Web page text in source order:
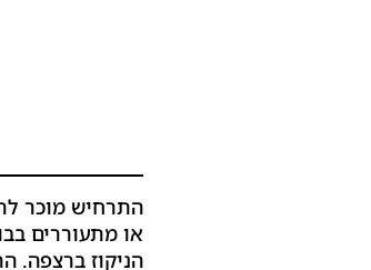
התרחיש מוכר
או מתעוררים
הניקוז ברצפה.